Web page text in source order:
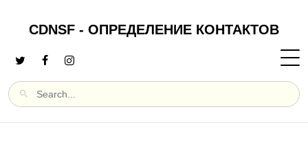
CDNSF - ОПРЕДЕЛЕНИЕ КОНТАКТОВ